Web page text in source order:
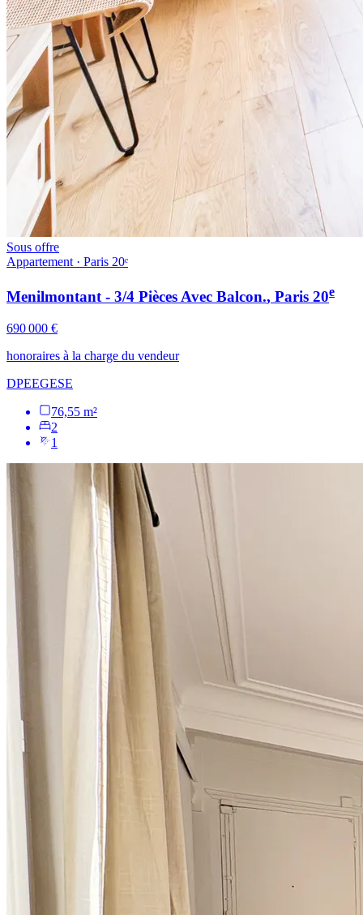
Sous offre
Appartement · Paris 20ᵉ
Menilmontant - 3/4 Pièces Avec Balcon., Paris 20e
690 000 €
honoraires à la charge du vendeur
DPEEGESE
76,55 m²
2
1